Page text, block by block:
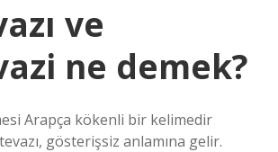
ve
ne demek?
Arapça kökenli bir kelimedir
gösterişsiz anlamına gelir.